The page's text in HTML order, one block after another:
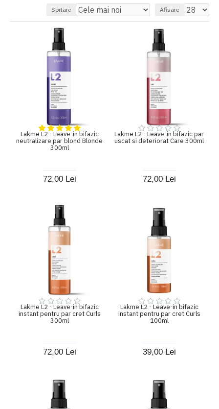
Sortare Afisare
Lakme L2 - Leave-in bifazic
neutralizare par blond Blonde
300ml
72,00 Lei
Lakme L2 - Leave-in bifazic par
uscat si deteriorat Care 300ml
72,00 Lei
Lakme L2 - Leave-in bifazic
instant pentru par cret Curls
300ml
72,00 Lei
Lakme L2 - Leave-in bifazic
instant pentru par cret Curls
100ml
39,00 Lei